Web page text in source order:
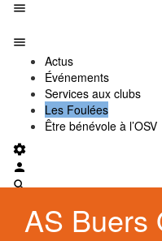
Actus
Événements
Services aux clubs
Les Foulées
Être bénévole à l’OSV
AS Buers